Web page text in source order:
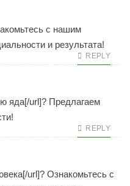
с нашим
и результата!
REPLY
яда[/url]? Предлагаем
REPLY
url]? Ознакомьтесь с